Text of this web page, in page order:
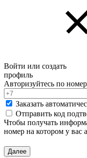
Войти или создать
профиль
Авторизуйтесь по
Заказать
Отправить код
Чтобы получать
номер на котором у вас
Далее